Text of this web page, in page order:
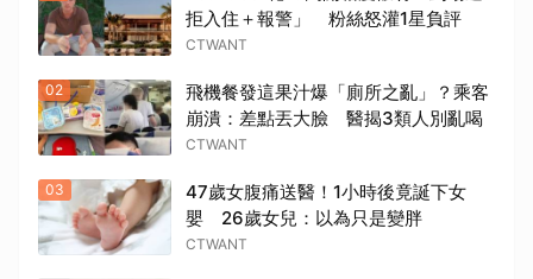
拒入住＋報警」 粉絲怒灌1星負評
CTWANT
02
飛機餐發這果汁爆「廁所之亂」？乘客
崩潰：差點丟大臉 醫揭3類人別亂喝
CTWANT
03
47歲女腹痛送醫！1小時後竟誕下女
嬰 26歲女兒：以為只是變胖
CTWANT